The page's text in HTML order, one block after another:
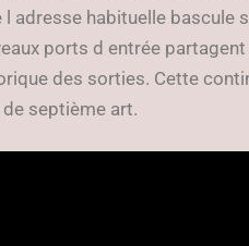
adresse habituelle bascule
ports d entrée
des sorties. Cette
septième art.